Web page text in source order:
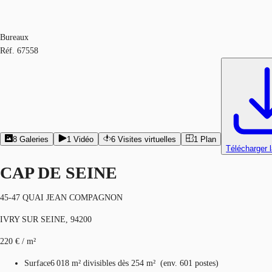
Bureaux
Réf. 67558
8 Galeries 1 Vidéo 6 Visites virtuelles 1 Plan
Télécharger
CAP DE SEINE
45-47 QUAI JEAN COMPAGNON
IVRY SUR SEINE, 94200
220 € / m²
Surface6 018 m² divisibles dès 254 m² (env. 601 postes)